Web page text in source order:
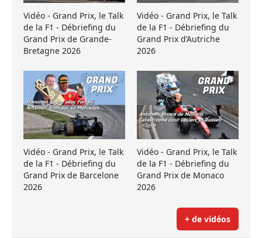
Vidéo - Grand Prix, le Talk
de la F1 - Débriefing du
Grand Prix de Grande-
Bretagne 2026
Vidéo - Grand Prix, le Talk
de la F1 - Débriefing du
Grand Prix d’Autriche
2026
Vidéo - Grand Prix, le Talk
de la F1 - Débriefing du
Grand Prix de Barcelone
2026
Vidéo - Grand Prix, le Talk
de la F1 - Débriefing du
Grand Prix de Monaco
2026
+ de vidéos